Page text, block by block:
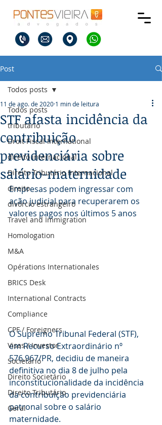
Post
Todos posts
tributário
Droit Fiscal International
direito internacional
Direito Tributário Internacional
direito
divórcio estrangeiro
Travel and Immigration
Homologation
M&A
Opérations Internationales
BRICS Desk
International Contracts
Compliance
CPF / Foreigners
Visas / Investor
Societário
Direito Societário
Direito Tributário
Geral
Todos posts
STF afasta incidência da
contribuição
previdenciária sobre
salário-maternidade
11 de ago. de 2020 1 min de leitura
Empresas podem ingressar com
ação judicial para recuperarem os
valores pagos nos últimos 5 anos
O Supremo Tribunal Federal (STF),
em Recurso Extraordinário nº
576.967/PR, decidiu de maneira
definitiva no dia 8 de julho pela
inconstitucionalidade da incidência
da contribuição previdenciária
patronal sobre o salário
maternidade.